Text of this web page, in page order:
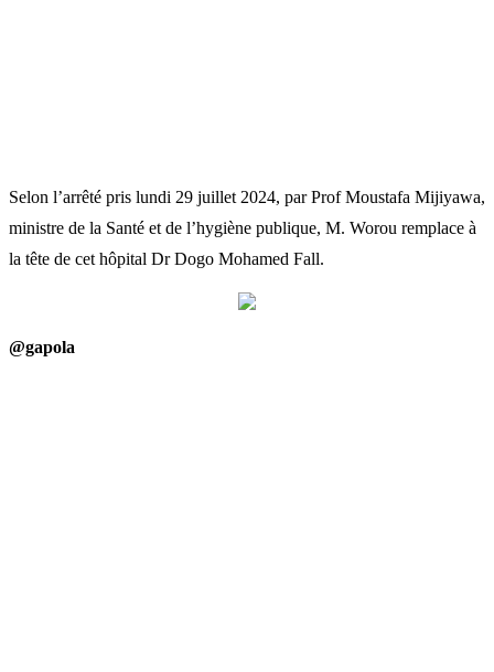
Selon l’arrêté pris lundi 29 juillet 2024, par Prof Moustafa Mijiyawa,
ministre de la Santé et de l’hygiène publique, M. Worou remplace à
la tête de cet hôpital Dr Dogo Mohamed Fall.
@gapola